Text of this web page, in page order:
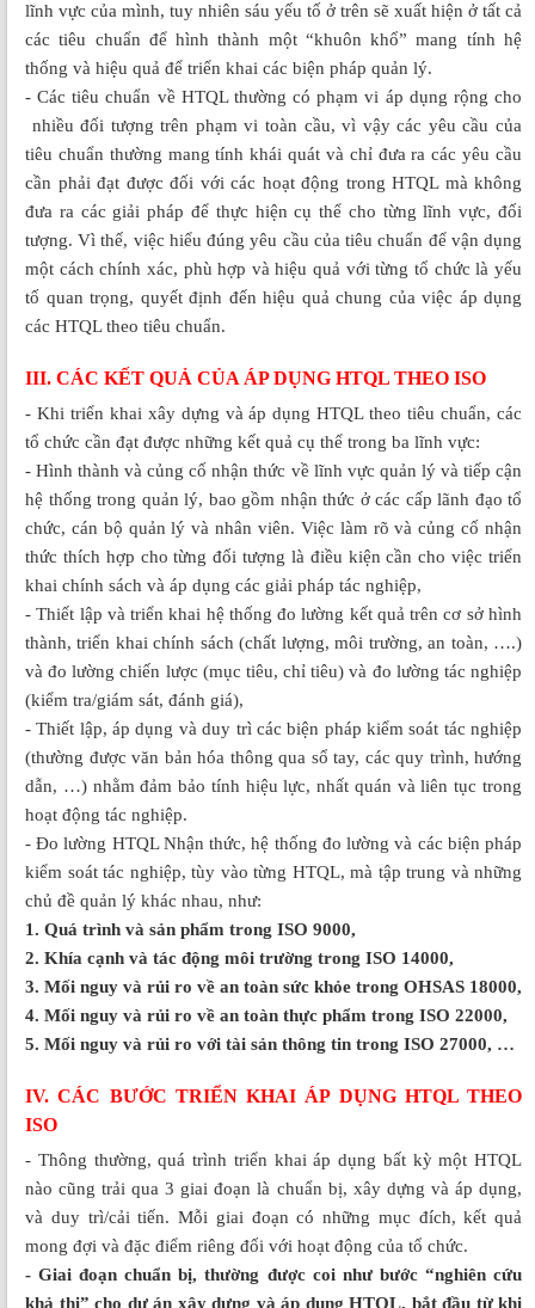
lĩnh vực của mình, tuy nhiên sáu yếu tố ở trên sẽ xuất hiện ở tất cả
các tiêu chuẩn để hình thành một “khuôn khổ” mang tính hệ
thống và hiệu quả để triển khai các biện pháp quản lý.
- Các tiêu chuẩn về HTQL thường có phạm vi áp dụng rộng cho
nhiều đối tượng trên phạm vi toàn cầu, vì vậy các yêu cầu của
tiêu chuẩn thường mang tính khái quát và chỉ đưa ra các yêu cầu
cần phải đạt được đối với các hoạt động trong HTQL mà không
đưa ra các giải pháp để thực hiện cụ thể cho từng lĩnh vực, đối
tượng. Vì thế, việc hiểu đúng yêu cầu của tiêu chuẩn để vận dụng
một cách chính xác, phù hợp và hiệu quả với từng tổ chức là yếu
tố quan trọng, quyết định đến hiệu quả chung của việc áp dụng
các HTQL theo tiêu chuẩn.
III. CÁC KẾT QUẢ CỦA ÁP DỤNG HTQL THEO ISO
- Khi triển khai xây dựng và áp dụng HTQL theo tiêu chuẩn, các
tổ chức cần đạt được những kết quả cụ thể trong ba lĩnh vực:
- Hình thành và củng cố nhận thức về lĩnh vực quản lý và tiếp cận
hệ thống trong quản lý, bao gồm nhận thức ở các cấp lãnh đạo tổ
chức, cán bộ quản lý và nhân viên. Việc làm rõ và củng cố nhận
thức thích hợp cho từng đối tượng là điều kiện cần cho việc triển
khai chính sách và áp dụng các giải pháp tác nghiệp,
- Thiết lập và triển khai hệ thống đo lường kết quả trên cơ sở hình
thành, triển khai chính sách (chất lượng, môi trường, an toàn, ….)
và đo lường chiến lược (mục tiêu, chỉ tiêu) và đo lường tác nghiệp
(kiểm tra/giám sát, đánh giá),
- Thiết lập, áp dụng và duy trì các biện pháp kiểm soát tác nghiệp
(thường được văn bản hóa thông qua sổ tay, các quy trình, hướng
dẫn, …) nhằm đảm bảo tính hiệu lực, nhất quán và liên tục trong
hoạt động tác nghiệp.
- Đo lường HTQL Nhận thức, hệ thống đo lường và các biện pháp
kiểm soát tác nghiệp, tùy vào từng HTQL, mà tập trung và những
chủ đề quản lý khác nhau, như:
1. Quá trình và sản phẩm trong ISO 9000,
2. Khía cạnh và tác động môi trường trong ISO 14000,
3. Mối nguy và rủi ro về an toàn sức khỏe trong OHSAS 18000,
4. Mối nguy và rủi ro về an toàn thực phẩm trong ISO 22000,
5. Mối nguy và rủi ro với tài sản thông tin trong ISO 27000, …
IV. CÁC BƯỚC TRIỂN KHAI ÁP DỤNG HTQL THEO
ISO
- Thông thường, quá trình triển khai áp dụng bất kỳ một HTQL
nào cũng trải qua 3 giai đoạn là chuẩn bị, xây dựng và áp dụng,
và duy trì/cải tiến. Mỗi giai đoạn có những mục đích, kết quả
mong đợi và đặc điểm riêng đối với hoạt động của tổ chức.
- Giai đoạn chuẩn bị, thường được coi như bước “nghiên cứu
khả thi” cho dự án xây dựng và áp dụng HTQL, bắt đầu từ khi